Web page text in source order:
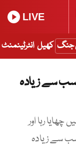
LIVE
جنگ کھیل انٹرٹینمنٹ
سب سے زیادہ
رہا اور
سے زیادہ